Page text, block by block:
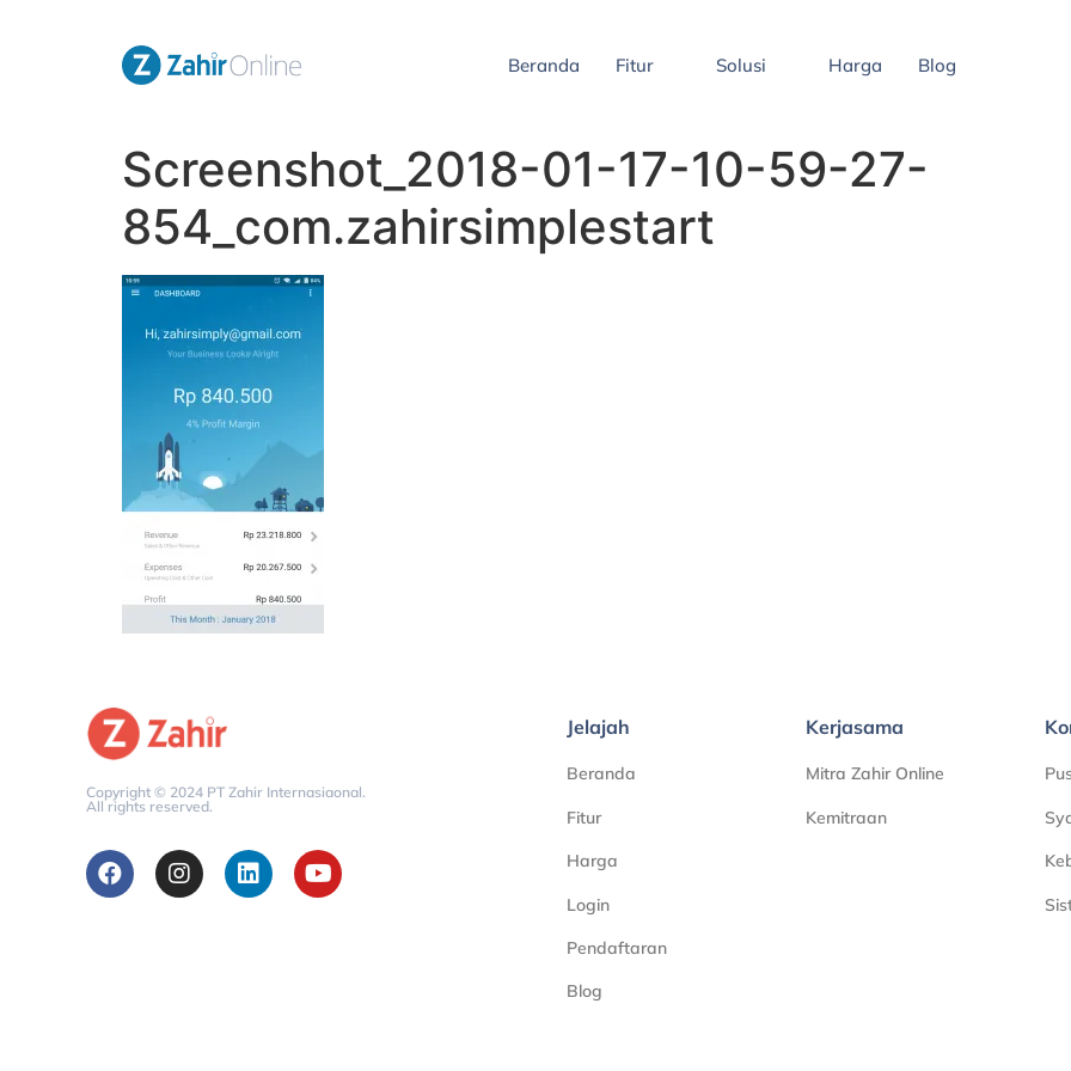
Beranda Fitur Solusi Harga Blog
Screenshot_2018-01-17-10-59-27-
854_com.zahirsimplestart
Copyright © 2024 PT Zahir Internasiaonal.
All rights reserved.
Jelajah
Beranda
Fitur
Harga
Login
Pendaftaran
Blog
Kerjasama
Mitra Zahir Online
Kemitraan